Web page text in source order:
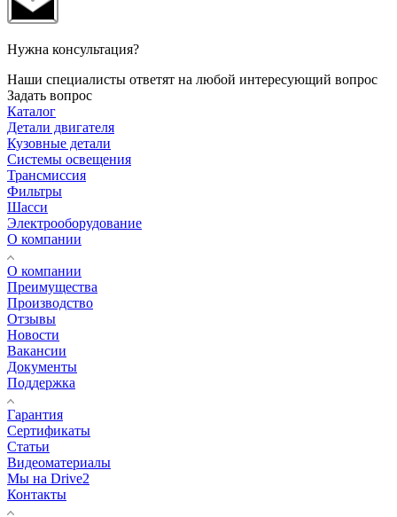
Нужна консультация?
Наши специалисты ответят на любой интересующий вопрос
Задать вопрос
Каталог
Детали двигателя
Кузовные детали
Системы освещения
Трансмиссия
Фильтры
Шасси
Электрооборудование
О компании
О компании
Преимущества
Производство
Отзывы
Новости
Вакансии
Документы
Поддержка
Гарантия
Сертификаты
Статьи
Видеоматериалы
Мы на Drive2
Контакты